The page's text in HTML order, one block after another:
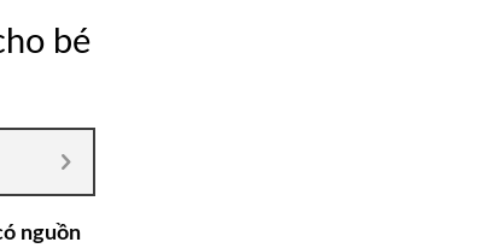
bé
nguồn